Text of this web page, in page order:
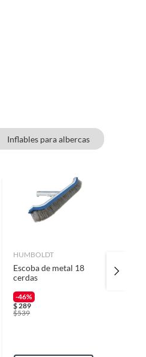
Inflables para albercas
HUMBOLDT
Escoba de metal 18
cerdas
-46%
$289
$539
Cloro